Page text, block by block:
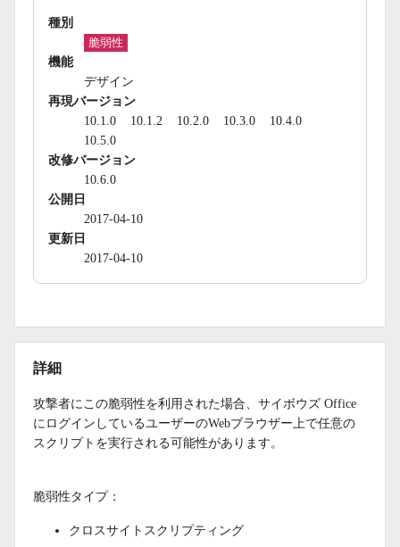
種別
脆弱性
機能
デザイン
再現バージョン
10.1.0
10.1.2 10.2.0 10.3.0
10.4.0
10.5.0
改修バージョン
10.6.0
公開日
2017-04-10
更新日
2017-04-10
詳細
攻撃者にこの脆弱性を利用された場合、サイボウズ Office
にログインしているユーザーのWebブラウザー上で任意の
スクリプトを実行される可能性があります。
脆弱性タイプ：
クロスサイトスクリプティング